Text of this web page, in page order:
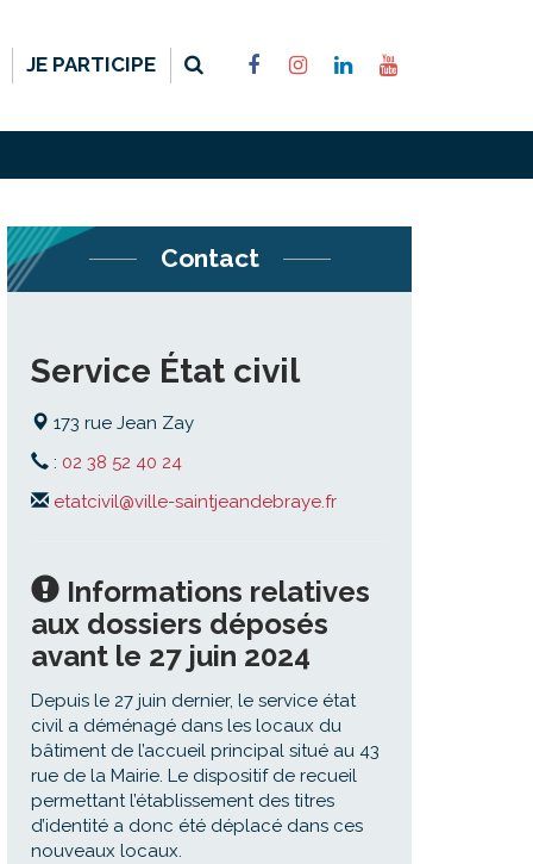
JE PARTICIPE RECHERCHE
LIEN
LIEN
LIEN
Contact
Service État civil
173 rue Jean Zay
: 02 38 52 40 24
etatcivil@ville-saintjeandebraye.fr
Informations relatives
aux dossiers déposés
avant le 27 juin 2024
Depuis le 27 juin dernier, le service état
civil a déménagé dans les locaux du
bâtiment de l’accueil principal situé au 43
rue de la Mairie. Le dispositif de recueil
permettant l’établissement des titres
d’identité a donc été déplacé dans ces
nouveaux locaux.